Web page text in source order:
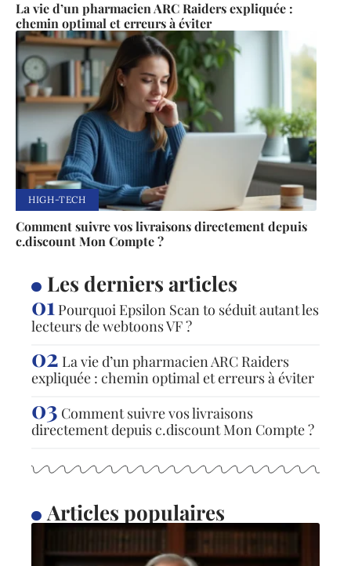
La vie d’un pharmacien ARC Raiders expliquée :
chemin optimal et erreurs à éviter
HIGH-TECH
Comment suivre vos livraisons directement depuis
c.discount Mon Compte ?
Les derniers articles
Pourquoi Epsilon Scan to séduit autant les
lecteurs de webtoons VF ?
La vie d’un pharmacien ARC Raiders
expliquée : chemin optimal et erreurs à éviter
Comment suivre vos livraisons
directement depuis c.discount Mon Compte ?
Articles populaires